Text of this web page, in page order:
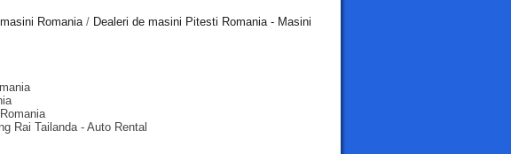
Romania / Dealeri de masini Pitesti Romania - Masini
Rai Tailanda - Auto Rental